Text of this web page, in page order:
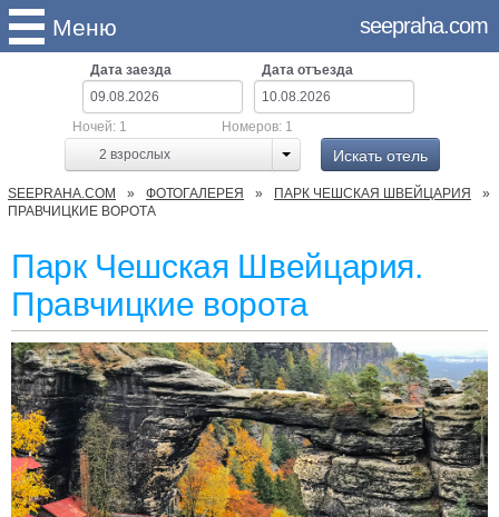
Меню seepraha.com
Дата заезда Дата отъезда
2 взрослых
Ночей: 1 Номеров: 1
Искать отель
SEEPRAHA.COM ФОТОГАЛЕРЕЯ
ПАРК ЧЕШСКАЯ ШВЕЙЦАРИЯ
ПРАВЧИЦКИЕ ВОРОТА
Парк Чешская Швейцария.
Правчицкие ворота